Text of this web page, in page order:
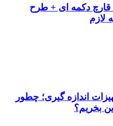
قارچ دکمه ای + طرح
لازم
اندازه گیری؛ چطور
بخریم؟